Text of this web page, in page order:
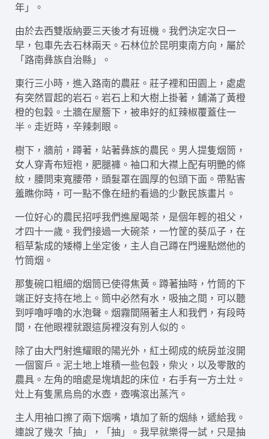
年」。
由於去西雙版納要三天後才有班機。我們決定次日一
早，包車先去石林兩天。石林位於昆明東南方向，屬於
「路南彝族自治縣」。
東行三小時，進入路南的農莊。莊子裡和田園上，處處
有突然冒起的岩石。岩石上和大樹上掛著，鋪滿了黃橙
橙的包穀。土牆在屋簷下，被串好的紅辣椒覆蓋住一
半。走近時，辛辣刺眼。
樹下，牆前，蹲著，站著彝族的農民。男人提隻烟筒，
女人穿青布短袍，肥腿褲。袖口和大襟上配有明艷的條
紋，腰問束寬腰帶，頭髮罩在圓厚的包頭下面。帶點害
羞瞧你時，可一點不像在紐約看過的少數民族畫片。
一位好心的農民招呼我們進屋喝茶，是個年輕的祖父，
才四十一歲。我們接過一大碗茶，一竹筐的葵瓜子，在
稻草紮成的矮樽上坐定後，主人自己蹲在門邊點燃他的
竹筒烟。
那隻碗口粗細的烟筒已使得焦黃。蹲著抽時，竹筒的下
端正好支持在地上。筒中必然有水，吸抽之間，可以聽
到呼嚕呼嚕的水泡聲。烟霧間隔著主人和我們，有段時
間，在他眼裡就跟這房裡沒有別人似的。
除了由大門射進耀眼的陽光外，紅土砌成的統房並沒開
一個窗戶。泥土地上堆積一些包穀，柴火，以及零散的
農具。左角的暗處是塊填起的床位，右手有一方土灶。
灶上有隻黑烏烏的水壺，壺嘴滾出蒸汽。
主人用袖口擦了兩下烟嘴，填加了新的烟絲，遞給我。
連說了幾次「抽」，「抽」。我早就樂得一試，只是抽